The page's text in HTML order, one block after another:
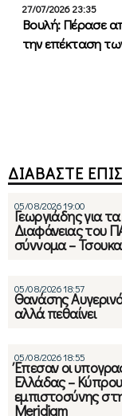
27/07/2026 23:35
Βουλή: Πέρασε
την επέκταση
ΔΙΑΒΑΣΤΕ
05/08/2026 19:00
Γεωργιάδης για
Διαφάνειας του
σύννομα –
05/08/2026 18:57
Θανάσης
αλλά πεθαίνει
05/08/2026 18:55
Έπεσαν οι
Ελλάδας –
εμπιστοσύνης
Meridiam